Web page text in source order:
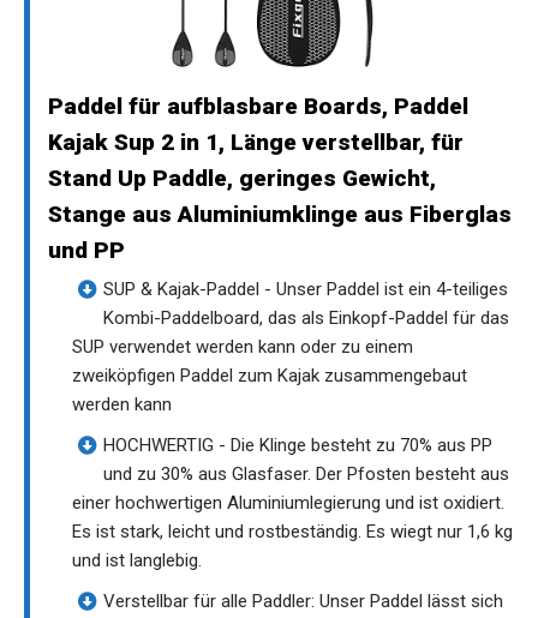
Paddel für aufblasbare Boards, Paddel
Kajak Sup 2 in 1, Länge verstellbar, für
Stand Up Paddle, geringes Gewicht,
Stange aus Aluminiumklinge aus Fiberglas
und PP
SUP & Kajak-Paddel - Unser Paddel ist ein 4-teiliges
Kombi-Paddelboard, das als Einkopf-Paddel für das
SUP verwendet werden kann oder zu einem
zweiköpfigen Paddel zum Kajak zusammengebaut
werden kann
HOCHWERTIG - Die Klinge besteht zu 70% aus PP
und zu 30% aus Glasfaser. Der Pfosten besteht aus
einer hochwertigen Aluminiumlegierung und ist oxidiert.
Es ist stark, leicht und rostbeständig. Es wiegt nur 1,6 kg
und ist langlebig.
Verstellbar für alle Paddler: Unser Paddel lässt sich